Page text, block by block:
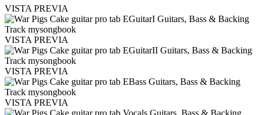
VISTA PREVIA
VISTA PREVIA
VISTA PREVIA
VISTA PREVIA